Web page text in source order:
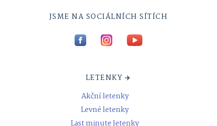
JSME NA SOCIÁLNÍCH SÍTÍCH
LETENKY ✈️
Akční letenky
Levné letenky
Last minute letenky